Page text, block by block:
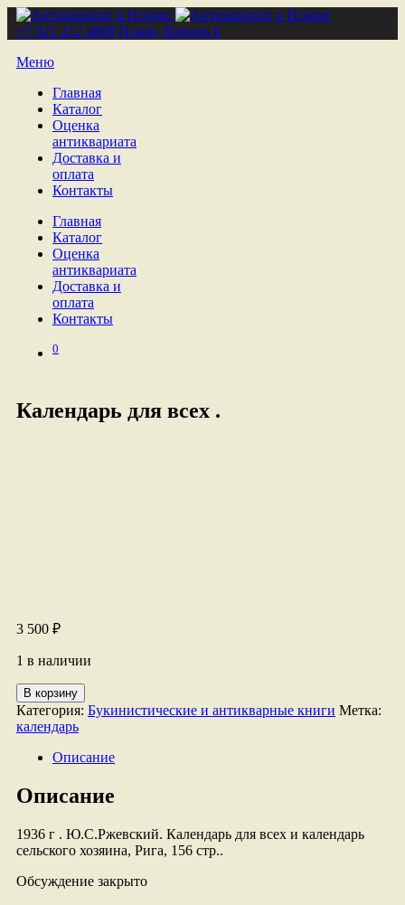
+7 921 212 4809 Псков, Кремль 6
Меню
Главная
Каталог
Оценка
антиквариата
Доставка и
оплата
Контакты
Главная
Каталог
Оценка
антиквариата
Доставка и
оплата
Контакты
0
Календарь для всех .
3 500 ₽
1 в наличии
Количество
товара
Календарь
всех
В корзину
Категория: Букинистические и антикварные книги Метка:
календарь
Описание
Описание
1936 г . Ю.С.Ржевский. Календарь для всех и календарь
сельского хозяина, Рига, 156 стр..
Обсуждение закрыто